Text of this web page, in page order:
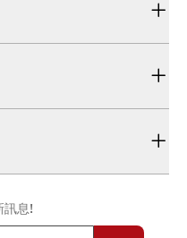
訊息!